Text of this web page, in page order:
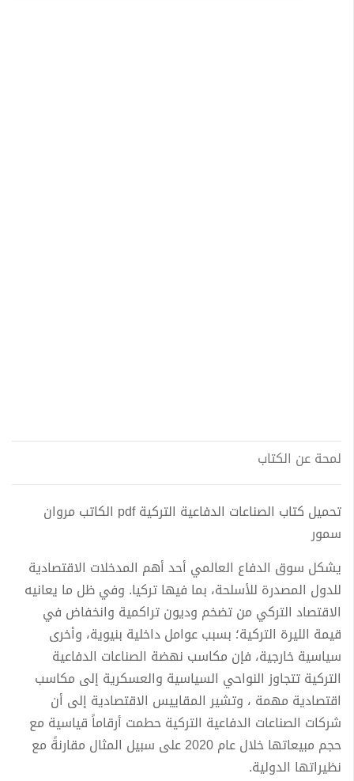
لمحة عن الكتاب
تحميل كتاب الصناعات الدفاعية التركية pdf الكاتب مروان
سمور
يشكل سوق الدفاع العالمي أحد أهم المدخلات الاقتصادية
للدول المصدرة للأسلحة، بما فيها تركيا. وفي ظل ما يعانيه
الاقتصاد التركي من تضخم وديون تراكمية وانخفاض في
قيمة الليرة التركية؛ بسبب عوامل داخلية بنيوية، وأخرى
سياسية خارجية، فإن مكاسب نهضة الصناعات الدفاعية
التركية تتجاوز النواحي السياسية والعسكرية إلى مكاسب
اقتصادية مهمة ، وتشير المقاييس الاقتصادية إلى أن
شركات الصناعات الدفاعية التركية حطمت أرقاماً قياسية مع
حجم مبيعاتها خلال عام 2020 على سبيل المثال مقارنةً مع
نظيراتها الدولية.